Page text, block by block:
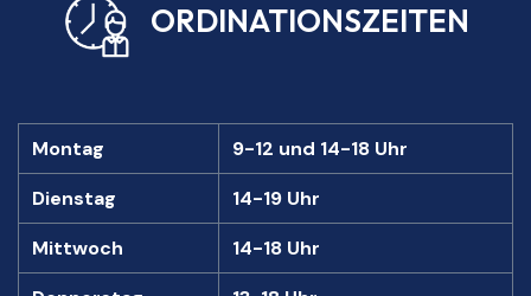
ORDINATIONSZEITEN
Montag
9-12 und 14-18 Uhr
Dienstag
14-19 Uhr
Mittwoch
14-18 Uhr